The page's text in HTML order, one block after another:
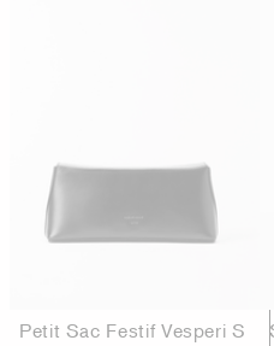
Petit Sac Festif Vesperi S